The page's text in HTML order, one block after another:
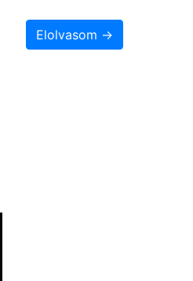
Elolvasom →